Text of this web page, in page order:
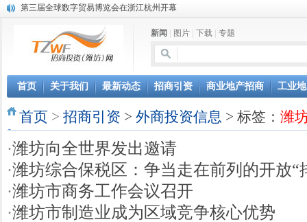
第三届全球数字贸易博览会在浙江杭州开幕
潍坊招商局讯：2024中日韩产业合作发展论坛开幕
昌乐大项目“拔节生长”赋能高质量发展
格润麦尔高端淀粉预混料智能制造项目顺利通过验收
潍坊招商局转：潍坊的冬日“秋景”
潍坊招商局转：潍坊历史名人--燕肃
香港上市公司投资信息
欢聚潍坊·2024青岛啤酒 畅享节今晚启幕
新闻 图片 下载 专题
首页 关于我们 最新动态 招商引资 商业地产招商 工业
首页 > 招商引资 > 外商投资信息 > 标签： 潍
·潍坊向全世界发出邀请
·潍坊综合保税区：争当走在前列的开放“
·潍坊市商务工作会议召开
·潍坊市制造业成为区域竞争核心优势